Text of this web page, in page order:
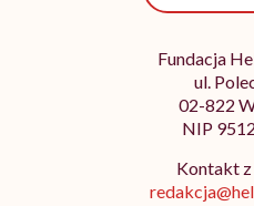
Fundacja
ul.
02-822
NIP
Kontakt